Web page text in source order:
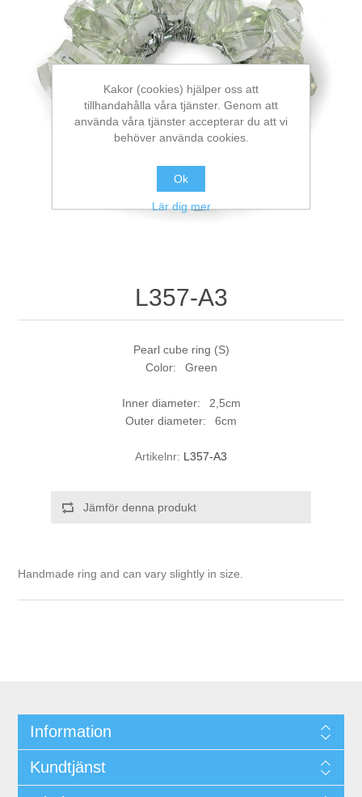
L357-A3
Pearl cube ring (S)
Color: Green
Inner diameter: 2,5cm
Outer diameter: 6cm
Artikelnr: L357-A3
Jämför denna produkt
Handmade ring and can vary slightly in size.
Information
Kundtjänst
Kakor (cookies) hjälper oss att
tillhandahålla våra tjänster. Genom att
använda våra tjänster accepterar du att vi
behöver använda cookies.
Ok
Lär dig mer